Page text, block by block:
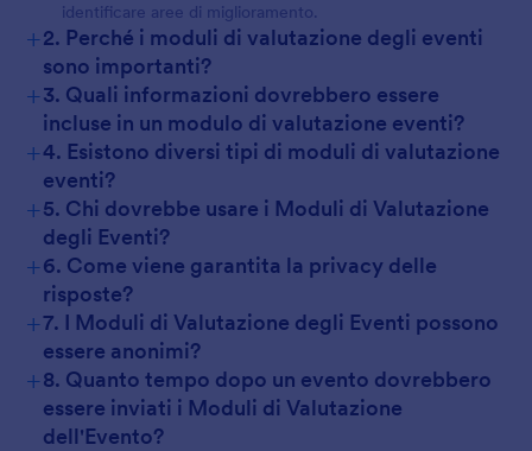
identificare aree di miglioramento.
+2. Perché i moduli di valutazione degli eventi
sono importanti?
+3. Quali informazioni dovrebbero essere
incluse in un modulo di valutazione eventi?
+4. Esistono diversi tipi di moduli di valutazione
eventi?
+5. Chi dovrebbe usare i Moduli di Valutazione
degli Eventi?
+6. Come viene garantita la privacy delle
risposte?
+7. I Moduli di Valutazione degli Eventi possono
essere anonimi?
+8. Quanto tempo dopo un evento dovrebbero
essere inviati i Moduli di Valutazione
dell'Evento?